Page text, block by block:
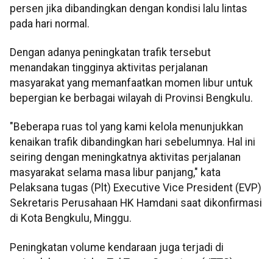
persen jika dibandingkan dengan kondisi lalu lintas
pada hari normal.
Dengan adanya peningkatan trafik tersebut
menandakan tingginya aktivitas perjalanan
masyarakat yang memanfaatkan momen libur untuk
bepergian ke berbagai wilayah di Provinsi Bengkulu.
"Beberapa ruas tol yang kami kelola menunjukkan
kenaikan trafik dibandingkan hari sebelumnya. Hal ini
seiring dengan meningkatnya aktivitas perjalanan
masyarakat selama masa libur panjang," kata
Pelaksana tugas (Plt) Executive Vice President (EVP)
Sekretaris Perusahaan HK Hamdani saat dikonfirmasi
di Kota Bengkulu, Minggu.
Peningkatan volume kendaraan juga terjadi di